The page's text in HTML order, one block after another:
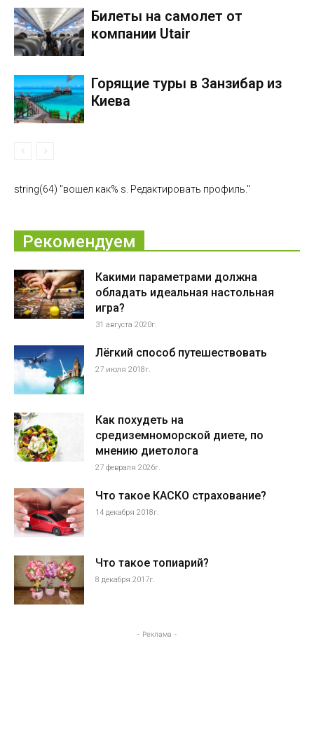
Билеты на самолет от
компании Utair
Горящие туры в Занзибар из
Киева
string(64) "вошел как% s. Редактировать профиль."
Рекомендуем
Какими параметрами должна
обладать идеальная настольная
игра?
31 августа 2020г.
Лёгкий способ путешествовать
27 июля 2018г.
Как похудеть на
средиземноморской диете, по
мнению диетолога
27 февраля 2026г.
Что такое КАСКО страхование?
14 декабря 2018г.
Что такое топиарий?
8 декабря 2017г.
- Реклама -